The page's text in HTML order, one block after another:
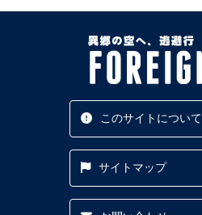
このサイトについて
サイトマップ